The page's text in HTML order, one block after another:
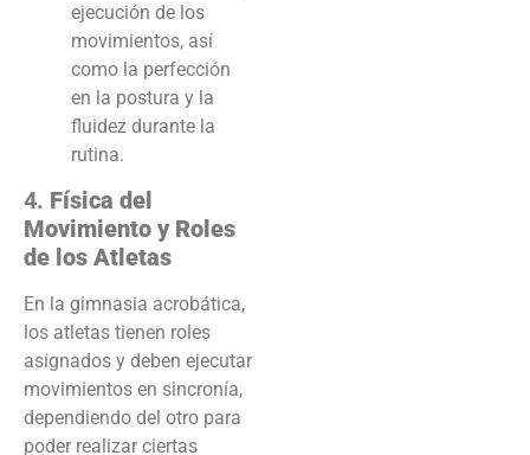
ejecución de los
movimientos, así
como la perfección
en la postura y la
fluidez durante la
rutina.
4. Física del
Movimiento y Roles
de los Atletas
En la gimnasia acrobática,
los atletas tienen roles
asignados y deben ejecutar
movimientos en sincronía,
dependiendo del otro para
poder realizar ciertas